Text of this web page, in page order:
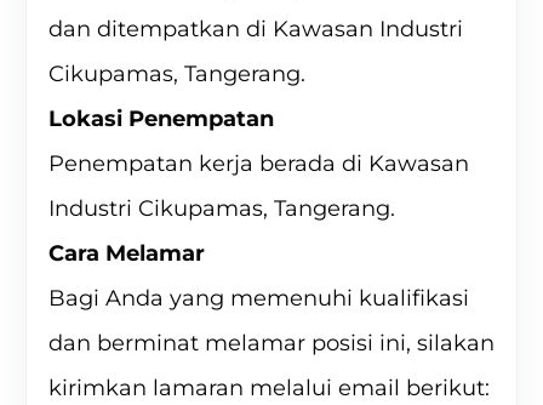
dan ditempatkan di Kawasan Industri
Cikupamas, Tangerang.
Lokasi Penempatan
Penempatan kerja berada di Kawasan
Industri Cikupamas, Tangerang.
Cara Melamar
Bagi Anda yang memenuhi kualifikasi
dan berminat melamar posisi ini, silakan
kirimkan lamaran melalui email berikut: